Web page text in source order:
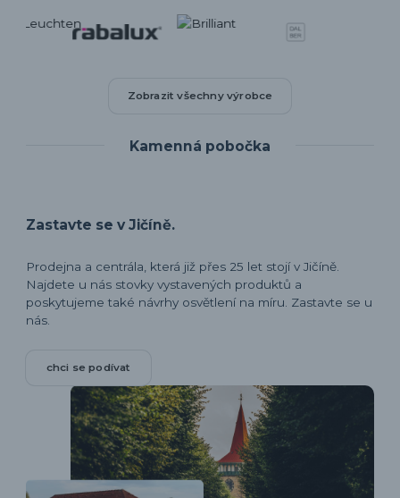
Zobrazit všechny výrobce
Kamenná pobočka
Zastavte se v Jičíně.
Prodejna a centrála, která již přes 25 let stojí v Jičíně.
Najdete u nás stovky vystavených produktů a
poskytujeme také návrhy osvětlení na míru. Zastavte se u
nás.
chci se podívat